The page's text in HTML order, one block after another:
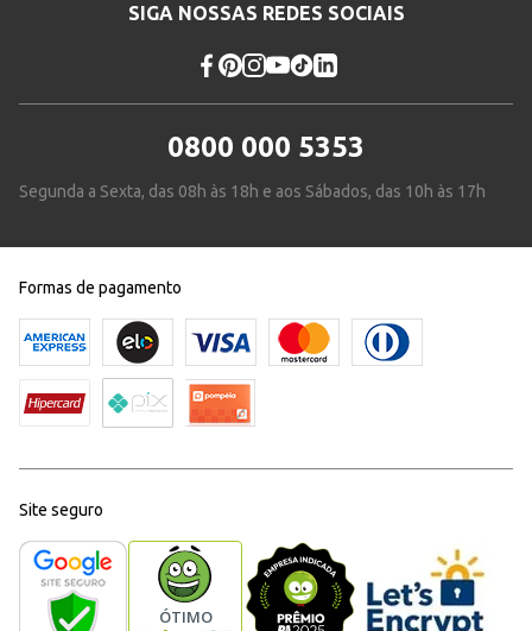
SIGA NOSSAS REDES SOCIAIS
0800 000 5353
Segunda a Sexta, das 08h às 18h e aos Sábados, das 10h às 17h
Formas de pagamento
Site seguro